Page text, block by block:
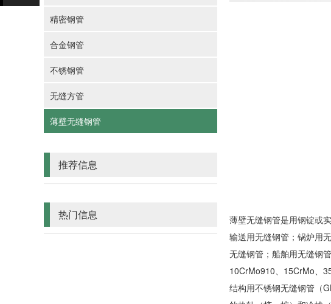
精密钢管
合金钢管
不锈钢管
无缝方管
薄壁无缝钢管
推荐信息
热门信息 薄壁无缝钢管是用钢锭或
输送用无缝钢管 ；锅炉用
无缝钢管 ；船舶用无缝钢管
10CrMo910、15CrMo、
结构用不锈钢无缝钢管 （